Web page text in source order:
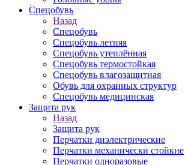
Спецобувь
Назад
Спецобувь
Спецобувь летняя
Спецобувь утеплённая
Спецобувь термостойкая
Спецобувь влагозащитная
Обувь для охранных структур
Спецобувь медицинская
Защита рук
Назад
Защита рук
Перчатки диэлектрические
Перчатки механически стойкие
Перчатки одноразовые